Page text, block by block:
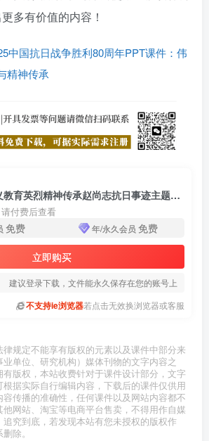
多有价值的内容！
中国抗日战争胜利80周年PPT课件：伟
精神传承
附稿|2025爱国主义教育英烈精神传承赵尚志抗日事迹主题团课PPT课件免费下载
付费后查看
免费 年/永久会员 免费
立即购买
建议登录下载，文件能永久保存在您的账号上
不支持ie浏览器若点击无效换浏览器或客服
规定不能享有版权的元素以及课件中部分来
单位、研究机构）媒体刊物的文字内容之
版权，本站收费针对于课件设计部分，文字
据实际自行编辑内容，下载后的课件仅供用
容传播的准确性，任何课件以及网站内容都不
网站、淘宝等电商平台售卖，不得用作自媒
究到底，若发现本站有您未授权的版权作
除。